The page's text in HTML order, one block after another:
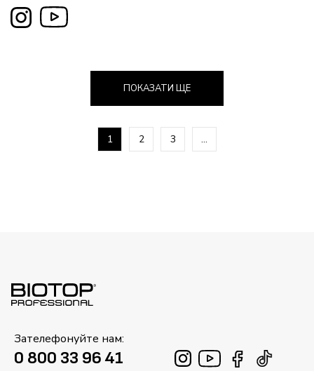
ПОКАЗАТИ ЩЕ
1 2 3 ...
Зателефонуйте нам:
0 800 33 96 41